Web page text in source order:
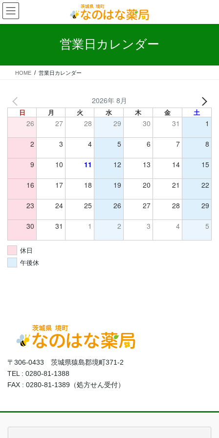
コ
ン
テ
ス
ナ
ビ
ゲ
ン
営業日カレンダー
HOME 営業日カレンダー
2026年 8月
日 月 火 水 木 金 土
26 27 28 29 30 31 1
2 3 4 5 6 7 8
9 10 11 12 13 14 15
16 17 18 19 20 21 22
23 24 25 26 27 28 29
30 31 1 2 3 4 5
休日
午後休
〒306-0433 茨城県猿島郡境町371-2
TEL : 0280-81-1388
FAX : 0280-81-1389（処方せん受付）